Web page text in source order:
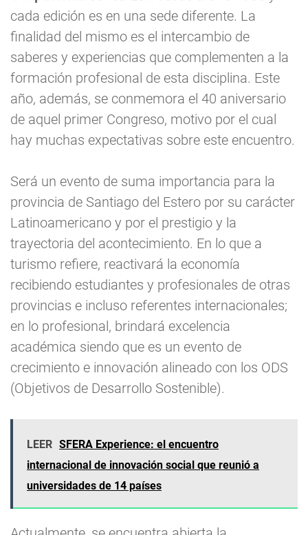
cada edición es en una sede diferente. La
finalidad del mismo es el intercambio de
saberes y experiencias que complementen a la
formación profesional de esta disciplina. Este
año, además, se conmemora el 40 aniversario
de aquel primer Congreso, motivo por el cual
hay muchas expectativas sobre este encuentro.
Será un evento de suma importancia para la
provincia de Santiago del Estero por su carácter
Latinoamericano y por el prestigio y la
trayectoria del acontecimiento. En lo que a
turismo refiere, reactivará la economía
recibiendo estudiantes y profesionales de otras
provincias e incluso referentes internacionales;
en lo profesional, brindará excelencia
académica siendo que es un evento de
crecimiento e innovación alineado con los ODS
(Objetivos de Desarrollo Sostenible).
LEER SFERA Experience: el encuentro
internacional de innovación social que reunió a
universidades de 14 países